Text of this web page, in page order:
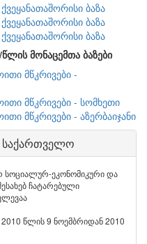
ბაზა
ბაზა
ბაზა
მონაცემთა ბაზები
მწკრივები -
მწკრივები - სომხეთი
მწკრივები - აზერბაიჯანი
საქართველო
სოციალურ-ეკონომიკური და
ჩატარებული
წლის 9 ნოემბრიდან 2010